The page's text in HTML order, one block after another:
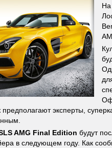
На
предполагают эксперты,
AMG Final Edition будут
в следующем году. Как